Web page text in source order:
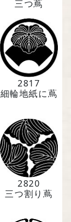
三つ蔦
2817
細輪地紙に蔦
2820
三つ割り蔦